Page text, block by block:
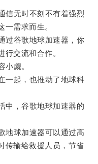
无时不刻不有着强烈
一需求而生。
谷歌地球加速器，你
交流和合作。
觑。
起，也推动了地球科
，谷歌地球加速器的
球加速器可以通过高
传输给救援人员，节省